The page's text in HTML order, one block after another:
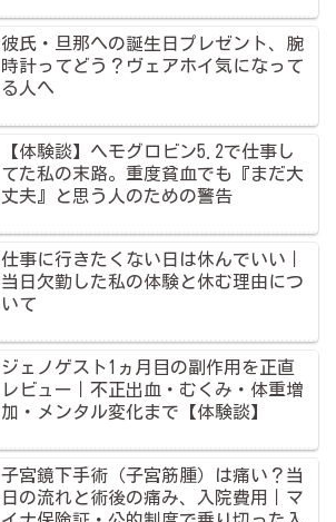
彼氏・旦那への誕生日プレゼント、腕
時計ってどう？ヴェアホイ気になって
る人へ
【体験談】ヘモグロビン5.2で仕事し
てた私の末路。重度貧血でも『まだ大
丈夫』と思う人のための警告
仕事に行きたくない日は休んでいい｜
当日欠勤した私の体験と休む理由につ
いて
ジェノゲスト1ヵ月目の副作用を正直
レビュー｜不正出血・むくみ・体重増
加・メンタル変化まで【体験談】
子宮鏡下手術（子宮筋腫）は痛い？当
日の流れと術後の痛み、入院費用｜マ